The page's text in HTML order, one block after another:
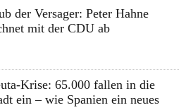
der Versager: Peter Hahne
mit der CDU ab
Krise: 65.000 fallen in die
ein – wie Spanien ein neues